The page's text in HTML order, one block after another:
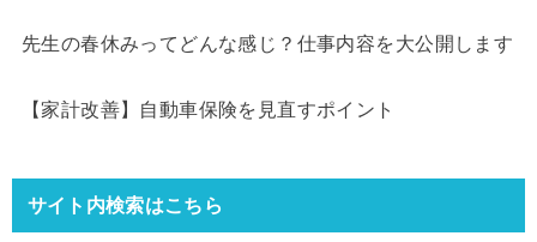
先生の春休みってどんな感じ？仕事内容を大公開します
【家計改善】自動車保険を見直すポイント
サイト内検索はこちら